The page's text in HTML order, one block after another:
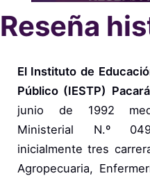
Reseña
El Instituto de
Público (IESTP)
junio de 1992
Ministerial N.º
inicialmente tres
Agropecuaria,